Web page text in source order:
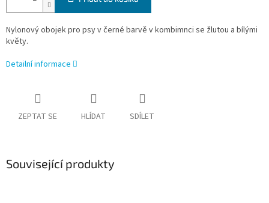
Nylonový obojek pro psy v černé barvě v kombimnci se žlutou a bílými
květy.
Detailní informace
ZEPTAT SE HLÍDAT SDÍLET
Související produkty